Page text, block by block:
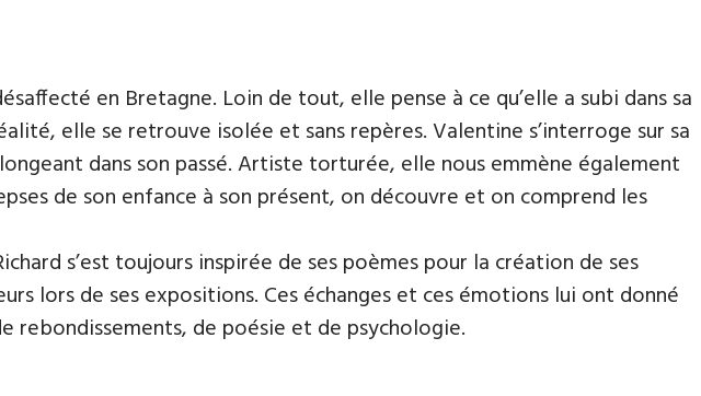
en Bretagne. Loin de tout, elle pense à ce qu’elle a subi dans sa
elle se retrouve isolée et sans repères. Valentine s’interroge sur sa
dans son passé. Artiste torturée, elle nous emmène également
de son enfance à son présent, on découvre et on comprend les
s’est toujours inspirée de ses poèmes pour la création de ses
lors de ses expositions. Ces échanges et ces émotions lui ont donné
rebondissements, de poésie et de psychologie.